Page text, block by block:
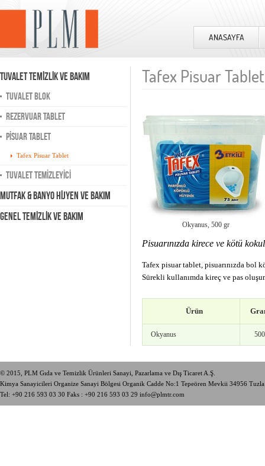
ANASAYFA
TUVALET TEMİZLİK VE BAKIM
TUVALET BLOK
REZERVUAR TABLET
PİSUAR TABLET
Tafex Pisuar Tablet
TUVALET TEMİZLEYİCİ
MUTFAK & BANYO HİJYEN VE BAKIM
GENEL TEMİZLİK VE BAKIM
Tafex Pisuar Tablet
Okyanus, 500 gr
Pisuarınızda kirece ve kötü
Tafex pisuar tablet, pisuarınızda bol
Sürekli kullanımda kireç ve pas
Ürün
Okyanus
© 2015, PLM Gıda ve Temizlik Ürünleri Sanayi, Pazarlama ve Dış Ticaret A.Ş.
Kimya Sanayicileri Organize Sanayi Bölgesi Organik Cadde No:1 Tepeören Mevkii 34956
Tel: +90 216 593 03 30 Faks : +90 216 593 03 29 info@plmtr.com